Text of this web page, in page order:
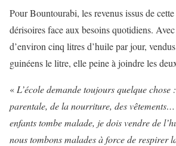
Pour Bountourabi, les revenus issus de
dérisoires face aux besoins quotidiens.
d’environ cinq litres d’huile par jour,
guinéens le litre, elle peine à joindre les
« L’école demande toujours quelque
parentale, de la nourriture, des
enfants tombe malade, je dois vendre de
nous tombons malades à force de respirer